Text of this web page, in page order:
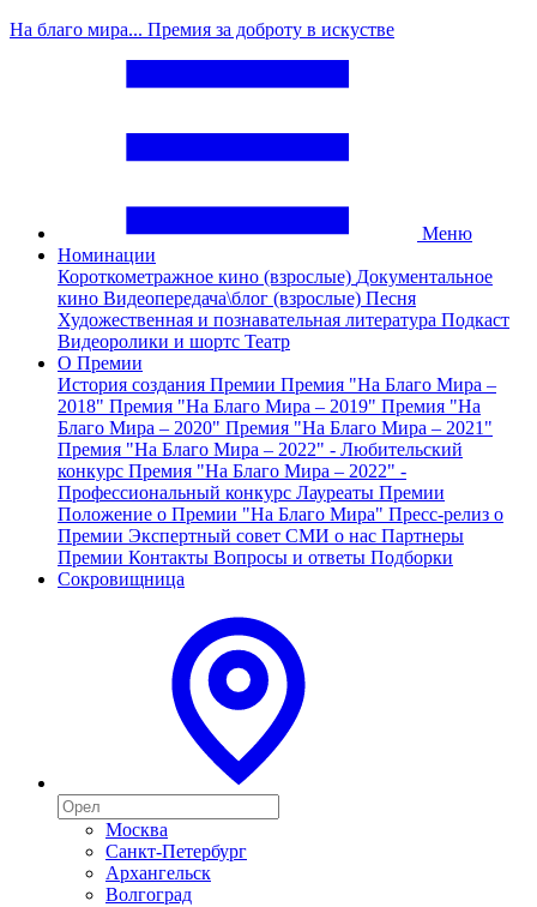
На благо мира... Премия за доброту в искустве
Меню
Номинации
Короткометражное кино (взрослые) Документальное
кино Видеопередача\блог (взрослые) Песня
Художественная и познавательная литература Подкаст
Видеоролики и шортс Театр
О Премии
История создания Премии Премия "На Благо Мира –
2018" Премия "На Благо Мира – 2019" Премия "На
Благо Мира – 2020" Премия "На Благо Мира – 2021"
Премия "На Благо Мира – 2022" - Любительский
конкурс Премия "На Благо Мира – 2022" -
Профессиональный конкурс Лауреаты Премии
Положение о Премии "На Благо Мира" Пресс-релиз о
Премии Экспертный совет СМИ о нас Партнеры
Премии Контакты Вопросы и ответы Подборки
Сокровищница
Москва
Санкт-Петербург
Архангельск
Волгоград